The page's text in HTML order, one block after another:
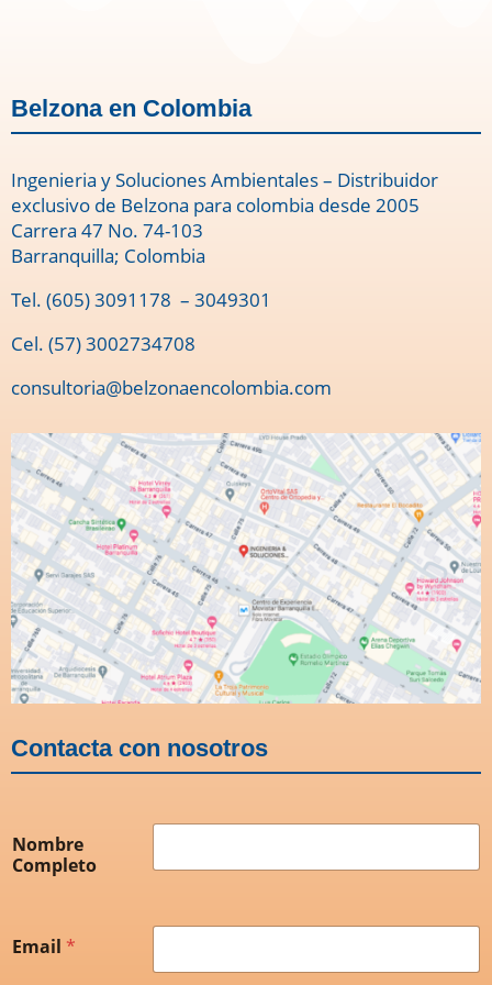
Belzona en Colombia
Ingenieria y Soluciones Ambientales – Distribuidor
exclusivo de Belzona para colombia desde 2005
Carrera 47 No. 74-103
Barranquilla; Colombia
Tel. (605) 3091178 – 3049301
Cel. (57) 3002734708
consultoria@belzonaencolombia.com
Contacta con nosotros
Nombre
Completo
Email *